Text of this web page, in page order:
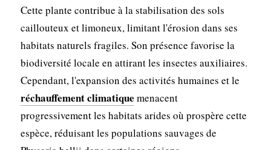
Cette plante contribue à la stabilisation des sols
caillouteux et limoneux, limitant l'érosion dans ses
habitats naturels fragiles. Son présence favorise la
biodiversité locale en attirant les insectes auxiliaires.
Cependant, l'expansion des activités humaines et le
réchauffement climatique menacent
progressivement les habitats arides où prospère cette
espèce, réduisant les populations sauvages de